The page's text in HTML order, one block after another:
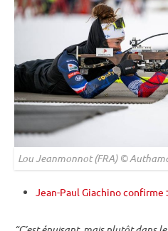
Lou Jeanmonnot (FRA) ©
Jean-Paul Giachino confirme